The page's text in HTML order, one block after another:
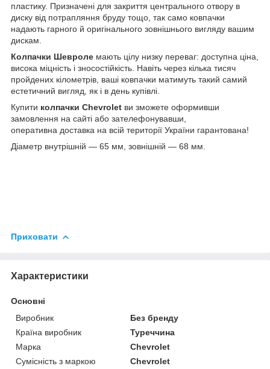
пластику. Призначені для закриття центрального отвору в
диску від потрапляння бруду тощо, так само ковпачки
надають гарного й оригінального зовнішнього вигляду вашим
дискам.
Колпачки Шевроле мають цілу низку переваг: доступна ціна,
висока міцність і зносостійкість. Навіть через кілька тисяч
пройдених кілометрів, ваші ковпачки матимуть такий самий
естетичний вигляд, як і в день купівлі.
Купити колпачки Chevrolet ви зможете оформивши
замовлення на сайті або зателефонувавши,
оперативна доставка на всій території України гарантована!
Діаметр внутрішній — 65 мм, зовнішній — 68 мм.
Приховати
Характеристики
Основні
Виробник
Без бренду
Країна виробник
Туреччина
Марка
Chevrolet
Сумісність з маркою
Chevrolet